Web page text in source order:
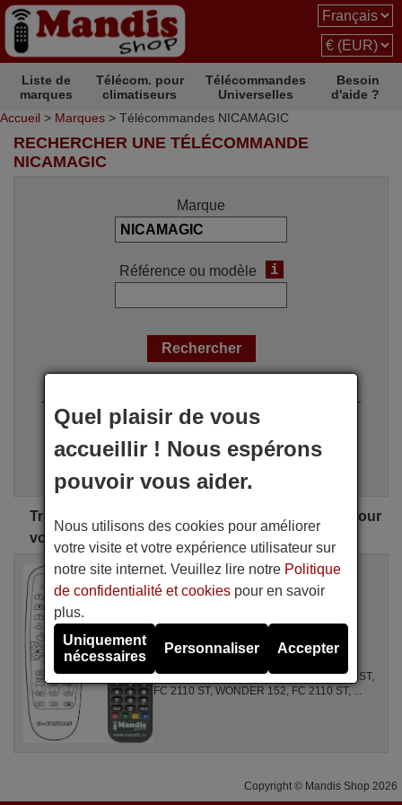
Liste de
marques
Télécom. pour
climatiseurs
Télécommandes
Universelles
Besoin
d'aide ?
Accueil > Marques > Télécommandes NICAMAGIC
RECHERCHER UNE TÉLÉCOMMANDE
NICAMAGIC
Marque
Référence ou modèle i
Recherche Avancée
Trouvez la télécommande NICAMAGIC parfaite pour
vous
Télécommande équivalente
NICAMAGIC REMCON110
20,90 €(TVA incluse)
NICAMAGIC
2115 T, FS 2120 ST, FS 2140 ST, FS 2870 ST,
FC 2110 ST, WONDER 152, FC 2110 ST, ...
Copyright © Mandis Shop 2026
Quel plaisir de vous
accueillir ! Nous espérons
pouvoir vous aider.
Nous utilisons des cookies pour améliorer
votre visite et votre expérience utilisateur sur
notre site internet. Veuillez lire notre Politique
de confidentialité et cookies pour en savoir
plus.
Uniquement
nécessaires
Personnaliser Accepter